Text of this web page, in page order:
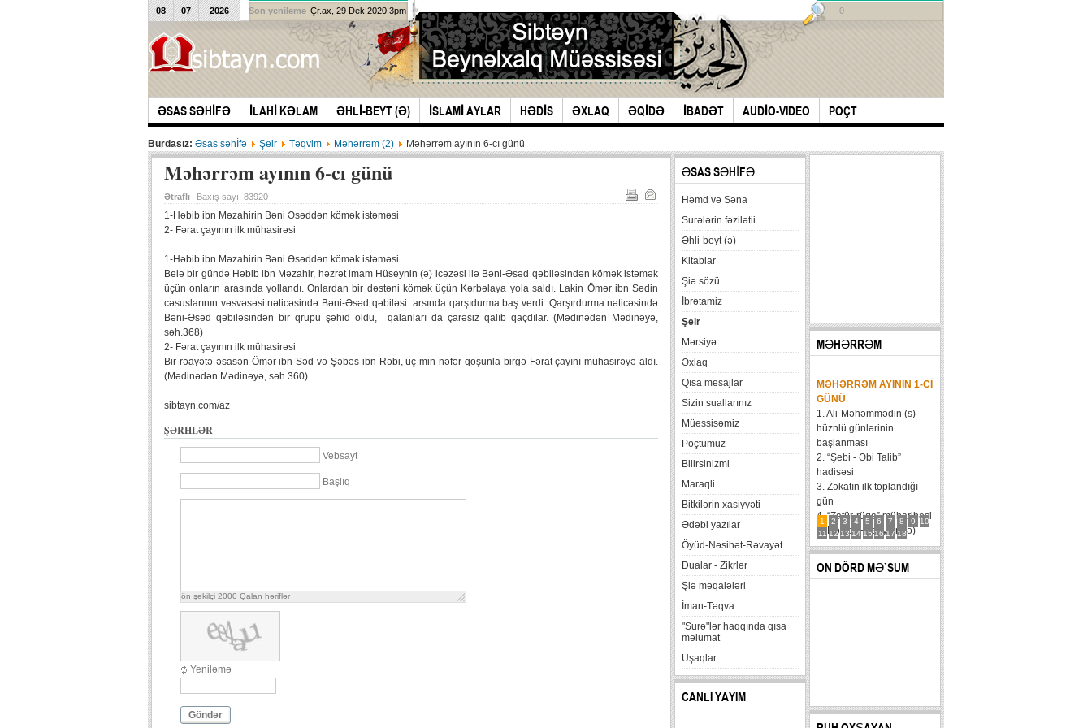
ƏSAS SƏHİFƏ İLAHİ KƏLAM ƏHLİ-BEYT (Ə) İSLAMİ AYLAR HƏDİS ƏXLAQ ƏQİDƏ İBADƏT AUDİO-VIDEO POÇT
08 07 2026 Son yeniləmə Çr.ax, 29 Dek 2020 3pm 0
Burdasız: Əsas səhİfə Şeir Təqvim Məhərrəm (2) Məhərrəm ayının 6-cı günü
Məhərrəm ayının 6-cı günü
Ətraflı Baxış sayı: 83920
1-Həbib ibn Məzahirin Bəni Əsəddən kömək istəməsi
2- Fərat çayının ilk mühasirəsi
1-Həbib ibn Məzahirin Bəni Əsəddən kömək istəməsi
Belə bir gündə Həbib ibn Məzahir, həzrət imam Hüseynin (ə) icəzəsi ilə Bəni-Əsəd qəbiləsindən kömək istəmək
üçün onların arasında yollandı. Onlardan bir dəstəni kömək üçün Kərbəlaya yola saldı. Lakin Ömər ibn Sədin
cəsuslarının vəsvəsəsi nəticəsində Bəni-Əsəd qəbiləsi arsında qarşıdurma baş verdi. Qarşırdurma nəticəsində
Bəni-Əsəd qəbiləsindən bir qrupu şəhid oldu, qalanları da çarəsiz qalıb qaçdılar. (Mədinədən Mədinəyə,
səh.368)
2- Fərat çayının ilk mühasirəsi
Bir rəayətə əsasən Ömər ibn Səd və Şəbəs ibn Rəbi, üç min nəfər qoşunla birgə Fərat çayını mühasirəyə aldı.
(Mədinədən Mədinəyə, səh.360).
sibtayn.com/az
ŞƏRHLƏR
Vebsayt
Başlıq
ön şəkilçi 2000 Qalan həriflər
Yeniləmə
Göndər
ƏSAS SƏHİFƏ
Həmd və Səna
Surələrin fəzilətii
Əhli-beyt (ə)
Kitablar
Şiə sözü
İbrətamiz
Şeir
Mərsiyə
Əxlaq
Qısa mesajlar
Sizin suallarınız
Müəssisəmiz
Poçtumuz
Bilirsinizmi
Maraqli
Bitkilərin xasiyyəti
Ədəbi yazılar
Öyüd-Nəsihət-Rəvayət
Dualar - Zikrlər
Şiə məqalələri
İman-Təqva
"Surə"lər haqqında qısa
məlumat
Uşaqlar
CANLI YAYIM
MƏHƏRRƏM
1 2 3 4 5 6 7 8 9
10
11 12 13 14 15 16 17 18
MƏHƏRRƏM AYININ 1-CI
GÜNÜ
1. Ali-Məhəmmədin (s)
hüznlü günlərinin
başlanması
2. “Şebi - Əbi Talib”
hadisəsi
3. Zəkatın ilk toplandığı
gün
4. “Zatür-rüqa” müharibəsi
5. Həzrət Hüseynin (ə)
karvanının Bəni Məqatilin
qəsrinə çatması
6....
ON DÖRD MƏ`SUM